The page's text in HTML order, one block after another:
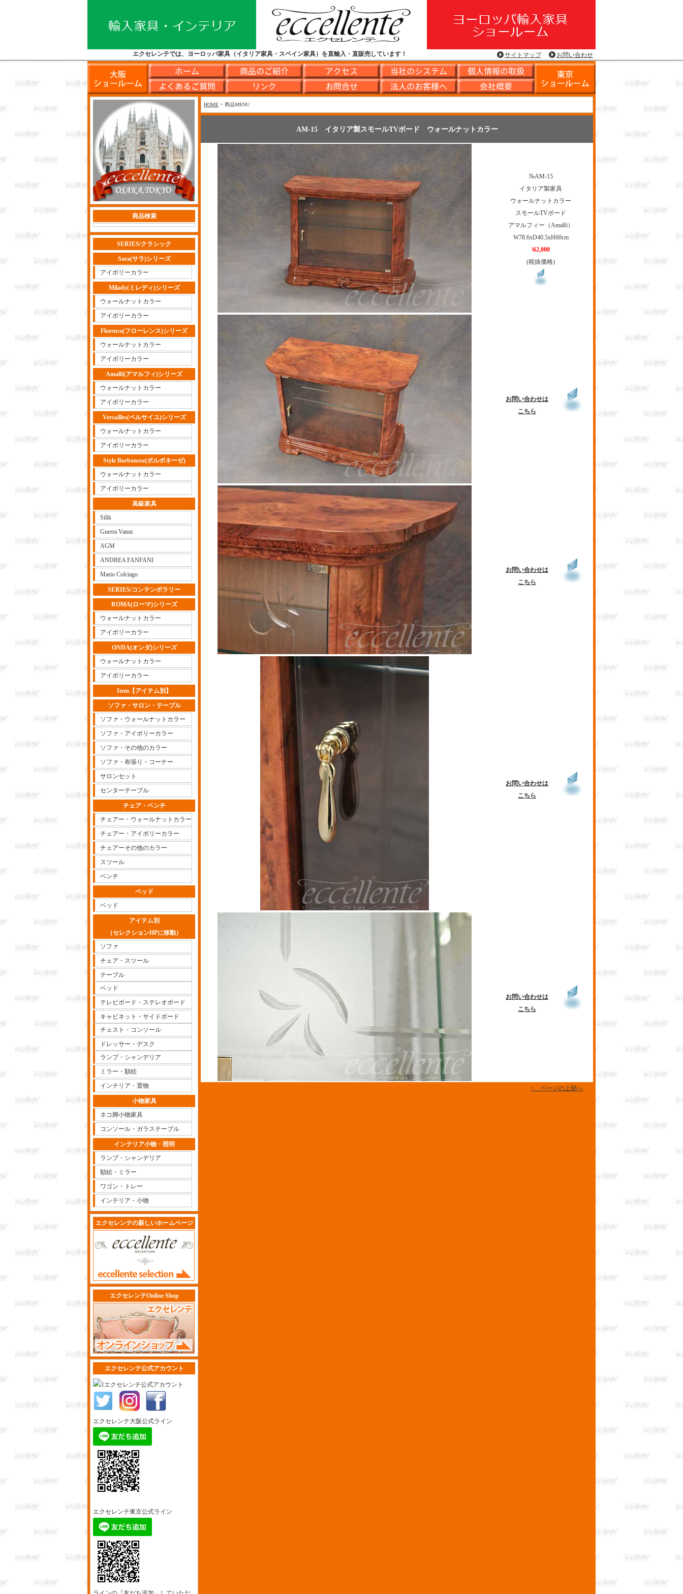
エクセレンテでは、ヨーロッパ家具（イタリア家具・スペイン家具）を直輸入・直販売しています！ サイトマップ お問い合わせ
HOME > 商品MENU
AM-15 イタリア製スモールTVボード ウォールナットカラー
№AM-15
イタリア製家具
ウォールナットカラー
スモールTVボード
アマルフィー（Amalfi）
W78.6xD40.5xH60cm
\62,000
(税抜価格)
お問い合わせは
こちら
お問い合わせは
こちら
お問い合わせは
こちら
お問い合わせは
こちら
↑ ページの上部へ
商品検索
SERIES/クラシック
Sara(サラ)シリーズ
アイボリーカラー
Milady(ミレディ)シリーズ
ウォールナットカラー
アイボリーカラー
Florence(フローレンス)シリーズ
ウォールナットカラー
アイボリーカラー
Amalfi(アマルフィ)シリーズ
ウォールナットカラー
アイボリーカラー
Versailles(ベルサイユ)シリーズ
ウォールナットカラー
アイボリーカラー
Style Borbonese(ボルボネーゼ)
ウォールナットカラー
アイボリーカラー
高級家具
Silik
Guerra Vanni
AGM
ANDREA FANFANI
Mario Colciago
SERIES/コンテンポラリー
ROMA(ローマ)シリーズ
ウォールナットカラー
アイボリーカラー
ONDA(オンダ)シリーズ
ウォールナットカラー
アイボリーカラー
Item【アイテム別】
ソファ・サロン・テーブル
ソファ・ウォールナットカラー
ソファ・アイボリーカラー
ソファ・その他のカラー
ソファ・布張り・コーナー
サロンセット
センターテーブル
チェア・ベンチ
チェアー・ウォールナットカラー
チェアー・アイボリーカラー
チェアーその他のカラー
スツール
ベンチ
ベッド
ベッド
アイテム別
（セレクションHPに移動）
ソファ
チェア・スツール
テーブル
ベッド
テレビボード・ステレオボード
キャビネット・サイドボード
チェスト・コンソール
ドレッサー・デスク
ランプ・シャンデリア
ミラー・額絵
インテリア・置物
小物家具
ネコ脚小物家具
コンソール・ガラステーブル
インテリア小物・照明
ランプ・シャンデリア
額絵・ミラー
ワゴン・トレー
インテリア・小物
エクセレンテの新しいホームページ
エクセレンテOnline Shop
エクセレンテ公式アカウント
エクセレンテ公式アカウント
エクセレンテ大阪公式ライン
エクセレンテ東京公式ライン